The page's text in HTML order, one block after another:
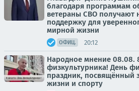
благодаря программам
ветераны СВО получают
поддержку для
мирной жизни
ОФИЦ. 20:12
Народное мнение 08.08.
физкультурника! День
праздник, посвящённый
жизни и спорту